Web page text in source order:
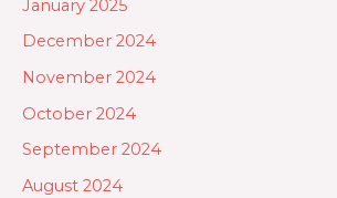
January 2025
December 2024
November 2024
October 2024
September 2024
August 2024